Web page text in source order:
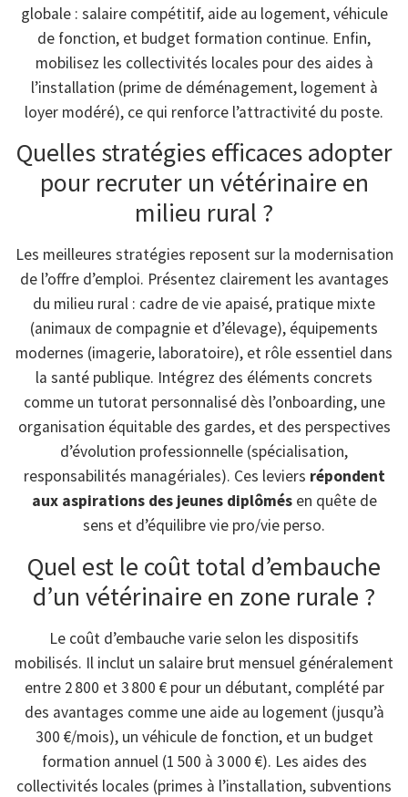
globale : salaire compétitif, aide au logement, véhicule
de fonction, et budget formation continue. Enfin,
mobilisez les collectivités locales pour des aides à
l’installation (prime de déménagement, logement à
loyer modéré), ce qui renforce l’attractivité du poste.
Quelles stratégies efficaces adopter
pour recruter un vétérinaire en
milieu rural ?
Les meilleures stratégies reposent sur la modernisation
de l’offre d’emploi. Présentez clairement les avantages
du milieu rural : cadre de vie apaisé, pratique mixte
(animaux de compagnie et d’élevage), équipements
modernes (imagerie, laboratoire), et rôle essentiel dans
la santé publique. Intégrez des éléments concrets
comme un tutorat personnalisé dès l’onboarding, une
organisation équitable des gardes, et des perspectives
d’évolution professionnelle (spécialisation,
responsabilités managériales). Ces leviers répondent
aux aspirations des jeunes diplômésen quête de
sens et d’équilibre vie pro/vie perso.
Quel est le coût total d’embauche
d’un vétérinaire en zone rurale ?
Le coût d’embauche varie selon les dispositifs
mobilisés. Il inclut un salaire brut mensuel généralement
entre 2 800 et 3 800 € pour un débutant, complété par
des avantages comme une aide au logement (jusqu’à
300 €/mois), un véhicule de fonction, et un budget
formation annuel (1 500 à 3 000 €). Les aides des
collectivités locales (primes à l’installation, subventions